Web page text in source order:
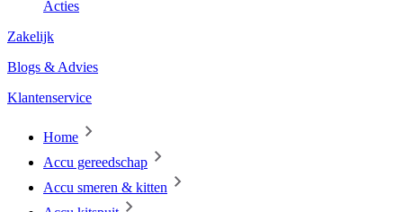
Acties
Zakelijk
Blogs & Advies
Klantenservice
Home
Accu gereedschap
Accu smeren & kitten